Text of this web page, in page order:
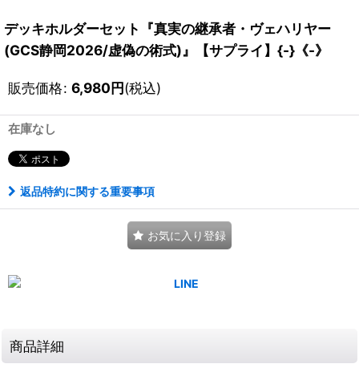
デッキホルダーセット『真実の継承者・ヴェハリヤー
(GCS静岡2026/虚偽の術式)』【サプライ】{-}《-》
販売価格: 6,980円(税込)
在庫なし
返品特約に関する重要事項
お気に入り登録
商品詳細